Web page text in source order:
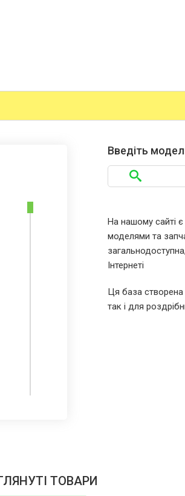
Введіть
На нашому сайті є
моделями та
Інтернеті
Ця база створена
так і для
ТОВАРИ